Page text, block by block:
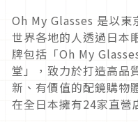
Oh My Glasses 是以東
世界各地的人透過日本
牌包括「Oh My
堂」，致力於打造高品
新、有價值的配鏡購物
在全日本擁有24家直營